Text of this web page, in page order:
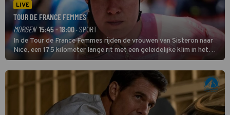
LIVE
TOUR DE FRANCE FEMMES
MORGEN 15:45 - 18:00· SPORT
In de Tour de France Femmes rijden de vrouwen van Sisteron naar
Nice, een 175 kilometer lange rit met een geleidelijke klim in het
midden. Dat is mogelijk niet de zwaarste hindernis, dat is de
temperatuur. Het kan in Nice namelijk bloedheet worden.